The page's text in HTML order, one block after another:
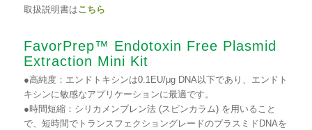
取扱説明書はこちら
FavorPrep™ Endotoxin Free Plasmid
Extraction Mini Kit
●高純度：エンドトキシンは0.1EU/μg DNA以下であり、エンドト
キシンに敏感なアプリケーションに最適です。
●時間短縮：シリカメンブレン法 (スピンカラム) を用いること
で、短時間でトランスフェクショングレードのプラスミドDNAを